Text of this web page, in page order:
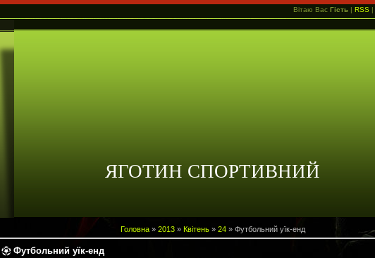
Вітаю Вас Гість | RSS |
ЯГОТИН СПОРТИВНИЙ
Головна» 2013 » Квітень » 24» Футбольний уїк-енд
Футбольний уїк-енд